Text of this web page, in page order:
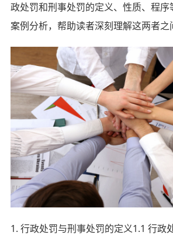
政处罚和刑事处罚的定义、性质、程序
案例分析，帮助读者深刻理解这两者之
1. 行政处罚与刑事处罚的定义1.1 行政